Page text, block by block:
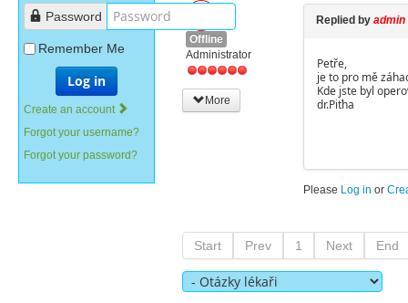
Password
Remember Me
Log in
Create an account
Forgot your username?
Forgot your password?
Offline
Administrator
More
Replied by admin
Petře,
je to pro mě
Kde jste byl
dr.Piťha
Please Log in or
Start Prev 1 Next End